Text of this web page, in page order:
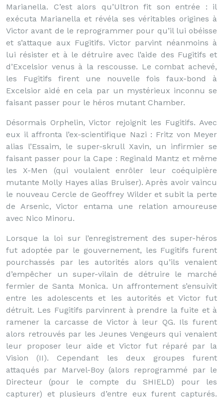
Marianella. C’est alors qu’Ultron fit son entrée : il
exécuta Marianella et révéla ses véritables origines à
Victor avant de le reprogrammer pour qu’il lui obéisse
et s’attaque aux Fugitifs. Victor parvint néanmoins à
lui résister et à le détruire avec l’aide des Fugitifs et
d’Excelsior venus à la rescousse. Le combat achevé,
les Fugitifs firent une nouvelle fois faux-bond à
Excelsior aidé en cela par un mystérieux inconnu se
faisant passer pour le héros mutant Chamber.
Désormais Orphelin, Victor rejoignit les Fugitifs. Avec
eux il affronta l’ex-scientifique Nazi : Fritz von Meyer
alias l’Essaim, le super-skrull Xavin, un infirmier se
faisant passer pour la Cape : Reginald Mantz et même
les X-Men (qui voulaient enrôler leur coéquipière
mutante Molly Hayes alias Bruiser). Après avoir vaincu
le nouveau Cercle de Geoffrey Wilder et subit la perte
de Arsenic, Victor entama une relation amoureuse
avec Nico Minoru.
Lorsque la loi sur l’enregistrement des super-héros
fut adoptée par le gouvernement, les Fugitifs furent
pourchassés par les autorités alors qu’ils venaient
d’empêcher un super-vilain de détruire le marché
fermier de Santa Monica. Un affrontement s’ensuivit
entre les adolescents et les autorités et Victor fut
détruit. Les Fugitifs parvinrent à prendre la fuite et à
ramener la carcasse de Victor à leur QG. Ils furent
alors retrouvés par les Jeunes Vengeurs qui venaient
leur proposer leur aide et Victor fut réparé par la
Vision (II). Cependant les deux groupes furent
attaqués par Marvel-Boy (alors reprogrammé par le
Directeur (pour le compte du SHIELD) pour les
capturer) et plusieurs d’entre eux furent capturés.